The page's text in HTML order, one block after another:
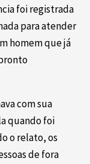
foi registrada
para atender
homem que já
com sua
quando foi
o relato, os
de fora